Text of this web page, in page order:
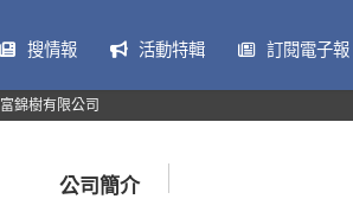
搜情報 活動特輯 訂閱電子報
富錦樹有限公司
公司簡介